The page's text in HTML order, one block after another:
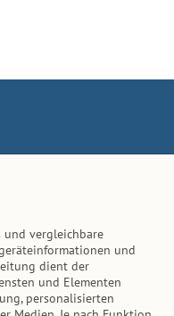
und vergleichbare
und
dient der
und Elementen
personalisierten